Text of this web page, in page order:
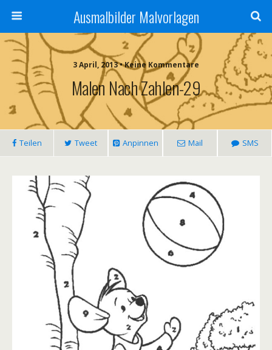
Ausmalbilder Malvorlagen
3 April, 2013 • Keine Kommentare
Malen Nach Zahlen-29
Teilen Tweet Anpinnen Mail SMS